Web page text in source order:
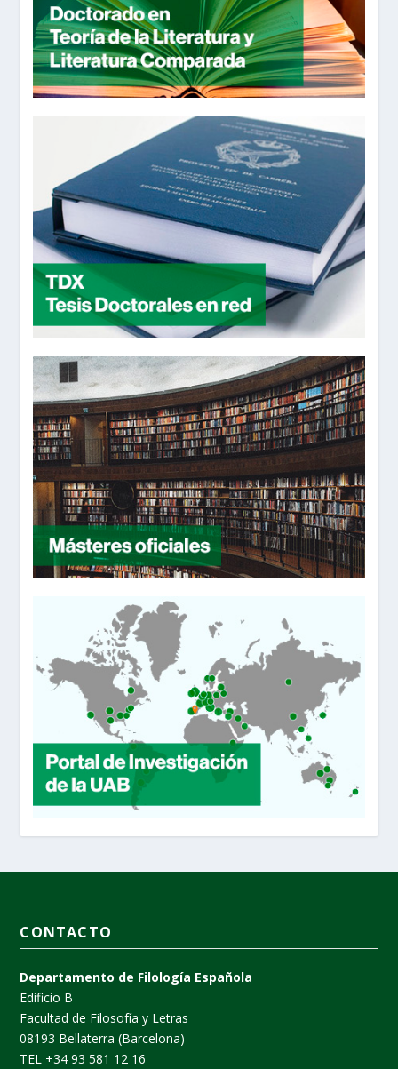
CONTACTO
Departamento de Filología Española
Edificio B
Facultad de Filosofía y Letras
08193 Bellaterra (Barcelona)
TEL +34 93 581 12 16